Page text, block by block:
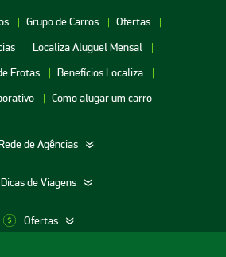
Grupo de Carros
Ofertas
Localiza Aluguel Mensal
Frotas
Benefícios Localiza
Como alugar um carro
de Agências
Dicas de Viagens
Ofertas